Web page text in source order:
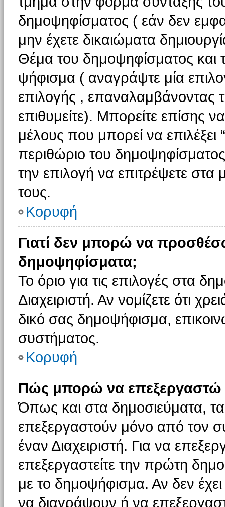
δημοψηφίσματος ( εάν δεν
μην έχετε δικαιώματα
Θέμα του δημοψηφίσματος και
ψήφισμα ( αναγράψτε μία
επιλογής , επαναλαμβάνοντας
επιθυμείτε). Μπορείτε επίσης
μέλους που μπορεί να επιλέξει
περιθώριο του
την επιλογή να επιτρέψετε στα
τους.
Κορυφή
Γιατί δεν μπορώ να
δημοψηφίσματα;
Το όριο για τις επιλογές στα
Διαχειριστή. Αν νομίζετε ότι
δικό σας δημοψήφισμα,
συστήματος.
Κορυφή
Πώς μπορώ να
Όπως και στα δημοσιεύματα,
επεξεργαστούν μόνο από τον
έναν Διαχειριστή. Για να
επεξεργαστείτε την πρώτη
με το δημοψήφισμα. Αν δεν
να διαγράψουν ή να